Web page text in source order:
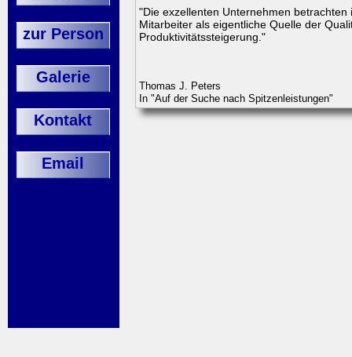
zur Person
Galerie
Kontakt
Email
"Die exzellenten Unternehmen betrachten
Mitarbeiter als eigentliche Quelle der
Produktivitätssteigerung."
Thomas J. Peters
In "Auf der Suche nach Spitzenleistungen"